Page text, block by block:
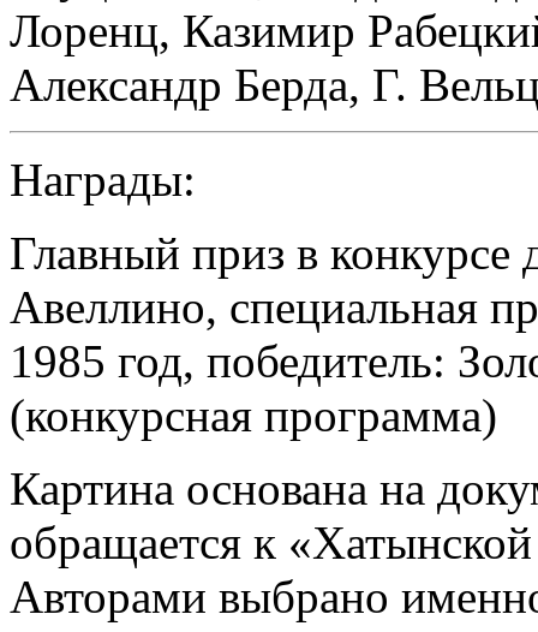
Лоренц, Казимир
Александр Берда, Г.
Награды:
Главный приз в
Авеллино,
1985 год, победитель:
(конкурсная программа)
Картина основана на
обращается к
Авторами выбрано